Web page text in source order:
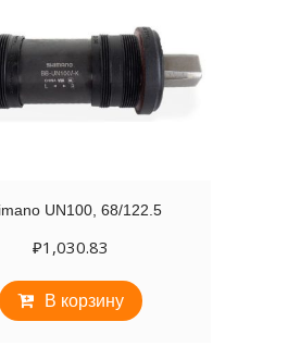
UN100, 68/122.5
₽1,030.83
В корзину